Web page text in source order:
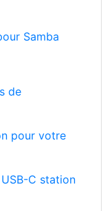
Samba
de
pour votre
C station